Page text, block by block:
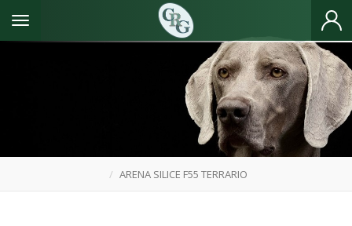
Toggle navigation
ARENA SILICE F55 TERRARIO